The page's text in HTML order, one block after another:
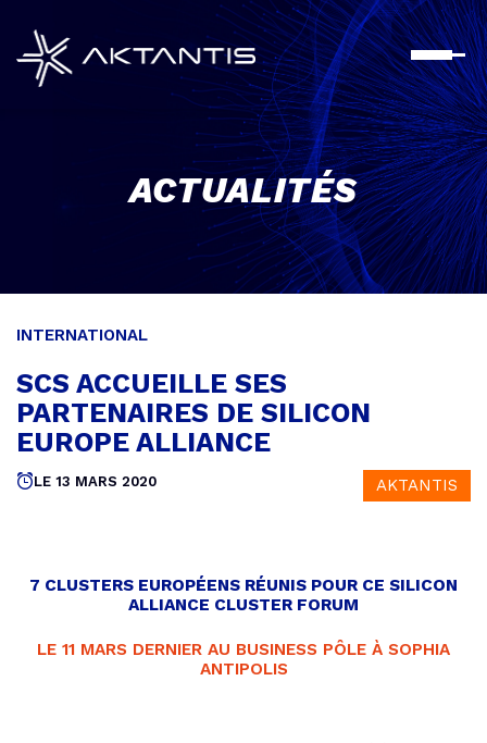
contenu
principal
ACTUALITÉS
INTERNATIONAL
SCS ACCUEILLE SES
PARTENAIRES DE SILICON
EUROPE ALLIANCE
Publié
LE 13 MARS 2020 AKTANTIS
7 CLUSTERS EUROPÉENS RÉUNIS POUR CE SILICON
ALLIANCE CLUSTER FORUM
LE 11 MARS DERNIER AU BUSINESS PÔLE À SOPHIA
ANTIPOLIS